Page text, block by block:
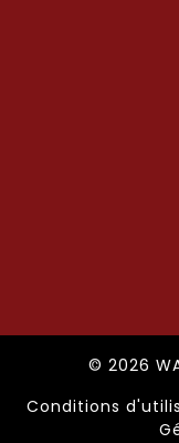
© 2026
Conditions